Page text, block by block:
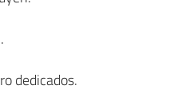
dedicados.